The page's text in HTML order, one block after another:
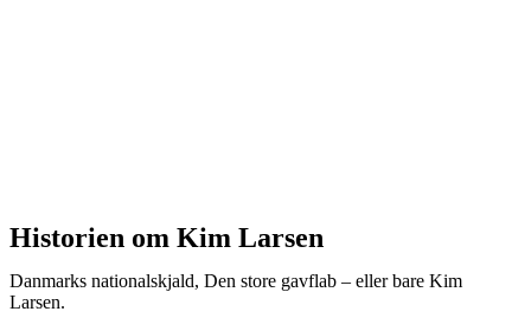
Historien om Kim Larsen
Danmarks nationalskjald, Den store gavflab – eller bare Kim
Larsen.